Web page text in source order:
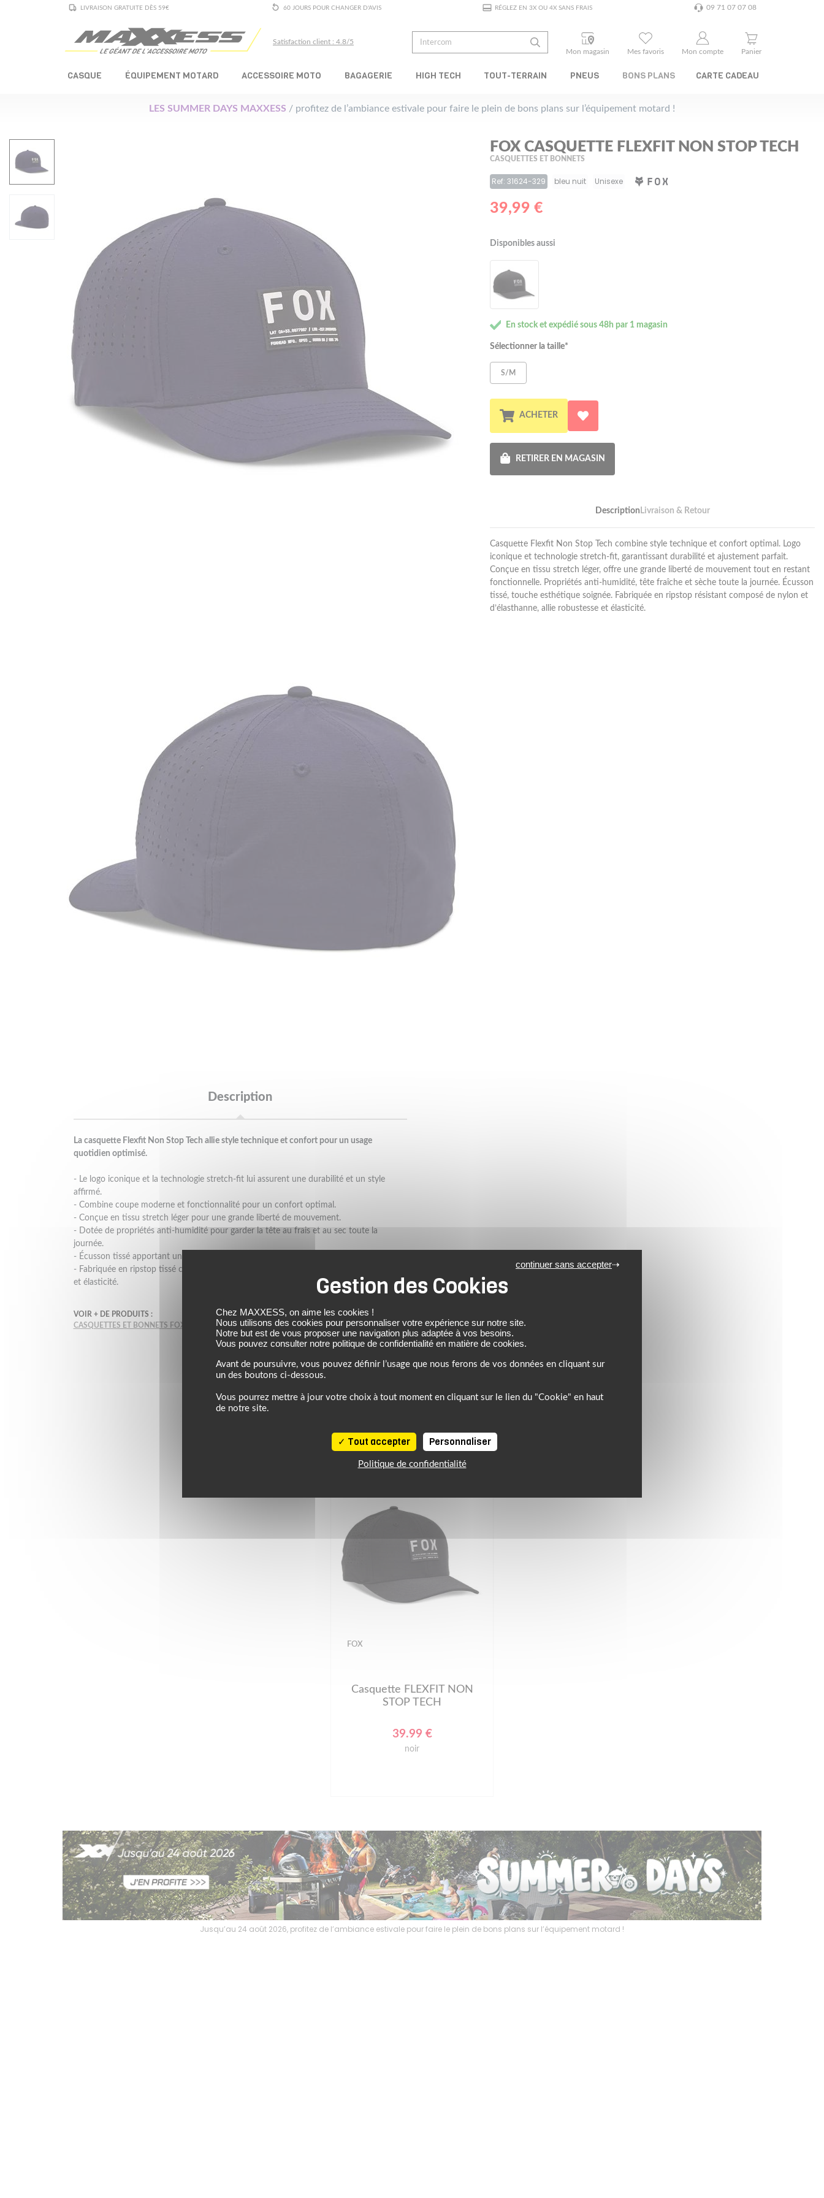
LIVRAISON GRATUITE DÈS 59€ 60 JOURS POUR CHANGER D'AVIS RÉGLEZ EN 3X OU 4X SANS FRAIS 09 71 07 07 08
Satisfaction client : 4.8/5
Mon magasin
Mes favoris Mon compte Panier
CASQUE ÉQUIPEMENT MOTARD ACCESSOIRE MOTO BAGAGERIE HIGH TECH TOUT-TERRAIN PNEUS BONS PLANS CARTE CADEAU
LES SUMMER DAYS MAXXESS / profitez de l’ambiance estivale pour faire le plein de bons plans sur l’équipement motard !
Description
La casquette Flexfit Non Stop Tech allie style technique et confort pour un usage
quotidien optimisé.
- Le logo iconique et la technologie stretch-fit lui assurent une durabilité et un style
affirmé.
- Combine coupe moderne et fonctionnalité pour un confort optimal.
- Conçue en tissu stretch léger pour une grande liberté de mouvement.
- Dotée de propriétés anti-humidité pour garder la tête au frais et au sec toute la
journée.
- Écusson tissé apportant une finition soignée.
- Fabriquée en ripstop tissé composé de 90 % nylon et 10 % élasthanne pour robustesse
et élasticité.
VOIR + DE PRODUITS :
CASQUETTES ET BONNETS FOX
CASQUETTES ET BONNETS UNISEXE FOX
FOX CASQUETTE FLEXFIT NON STOP TECH
CASQUETTES ET BONNETS
Ref: 31624-329 bleu nuit Unisexe
39,99 €
Disponibles aussi
En stock et expédié sous 48h par 1 magasin
Sélectionner la taille*
S/M
ACHETER
RETIRER EN MAGASIN
Description Livraison & Retour
Casquette Flexfit Non Stop Tech combine style technique et confort optimal. Logo
iconique et technologie stretch-fit, garantissant durabilité et ajustement parfait.
Conçue en tissu stretch léger, offre une grande liberté de mouvement tout en restant
fonctionnelle. Propriétés anti-humidité, tête fraîche et sèche toute la journée. Écusson
tissé, touche esthétique soignée. Fabriquée en ripstop résistant composé de nylon et
d’élasthanne, allie robustesse et élasticité.
NOTRE SÉLECTION DE PRODUITS SIMILAIRES
FOX
Casquette FLEXFIT NON
STOP TECH
39.99 €
noir
Jusqu’au 24 août 2026, profitez de l’ambiance estivale pour faire le plein de bons plans sur l’équipement motard !
Chez MAXXESS, on aime les cookies !
Nous utilisons des cookies pour personnaliser votre expérience sur notre site.
Notre but est de vous proposer une navigation plus adaptée à vos besoins.
Vous pouvez consulter notre politique de confidentialité en matière de cookies.
Avant de poursuivre, vous pouvez définir l’usage que nous ferons de vos données en cliquant sur
un des boutons ci-dessous.
Vous pourrez mettre à jour votre choix à tout moment en cliquant sur le lien du "Cookie" en haut
de notre site.
Tout accepter
continuer sans accepter
Personnaliser
Politique de confidentialité